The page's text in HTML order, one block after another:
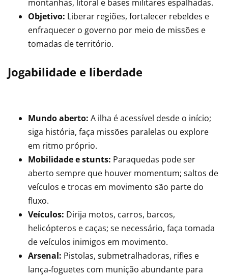
montanhas, litoral e bases militares espalhadas.
Objetivo: Liberar regiões, fortalecer rebeldes e
enfraquecer o governo por meio de missões e
tomadas de território.
Jogabilidade e liberdade
Mundo aberto: A ilha é acessível desde o início;
siga história, faça missões paralelas ou explore
em ritmo próprio.
Mobilidade e stunts: Paraquedas pode ser
aberto sempre que houver momentum; saltos de
veículos e trocas em movimento são parte do
fluxo.
Veículos: Dirija motos, carros, barcos,
helicópteros e caças; se necessário, faça tomada
de veículos inimigos em movimento.
Arsenal: Pistolas, submetralhadoras, rifles e
lança‑foguetes com munição abundante para